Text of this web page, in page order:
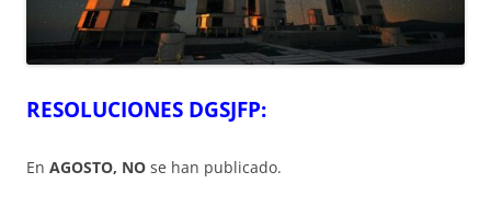
RESOLUCIONES DGSJFP:
En AGOSTO, NO se han publicado.